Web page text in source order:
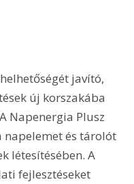
javító,
új korszakába
Napenergia Plusz
napelemet és tárolót
létesítésében. A
fejlesztéseket